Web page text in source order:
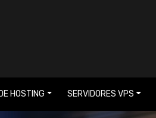
HOSTING SERVIDORES VPS